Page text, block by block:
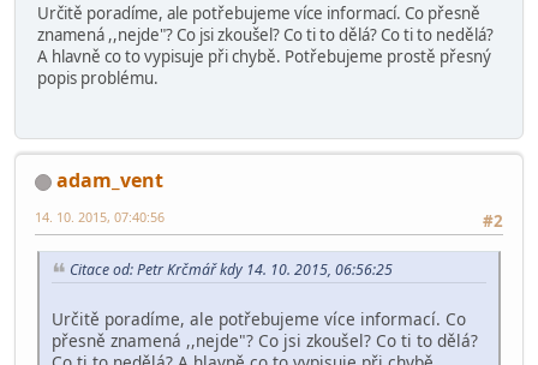
Určitě poradíme, ale potřebujeme více informací. Co přesně
znamená ,,nejde"? Co jsi zkoušel? Co ti to dělá? Co ti to nedělá?
A hlavně co to vypisuje při chybě. Potřebujeme prostě přesný
popis problému.
adam_vent
#2
14. 10. 2015, 07:40:56
Citace od: Petr Krčmář kdy 14. 10. 2015, 06:56:25
Určitě poradíme, ale potřebujeme více informací. Co
přesně znamená ,,nejde"? Co jsi zkoušel? Co ti to dělá?